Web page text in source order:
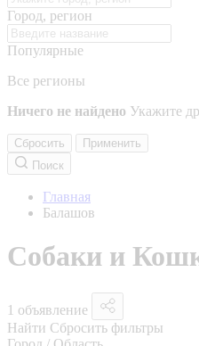
Город, регион
Популярные
Все регионы
Ничего не найдено Укажите
Сбросить
Применить
Поиск
Главная
Балашов
Собаки и
1 объявление
Найти Сбросить фильтры